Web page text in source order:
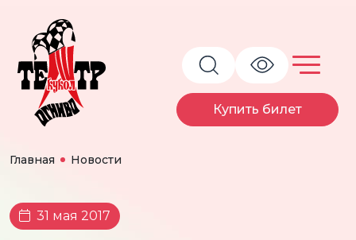
Купить билет
Главная Новости
31 мая 2017